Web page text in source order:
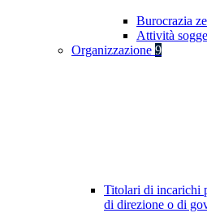
Burocrazia
Attività
Organizzazione 9
Titolari di incarichi
di direzione o di